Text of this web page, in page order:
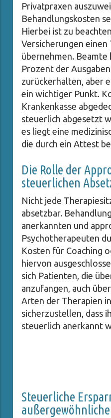
Privatpraxen
Behandlungskosten
Hierbei ist zu
Versicherungen einen
übernehmen. Beamte
Prozent der
zurückerhalten, aber
ein wichtiger Punkt.
Krankenkasse
steuerlich abgesetzt
es liegt eine
die durch ein Attest
Die Rolle der
steuerlichen
Nicht jede
absetzbar.
anerkannten und
Psychotherapeuten
Kosten für Coaching
hiervon
sich Patienten, die
anzufangen, auch
Arten der Therapien
sicherzustellen, dass
steuerlich anerkannt
Steuerliche